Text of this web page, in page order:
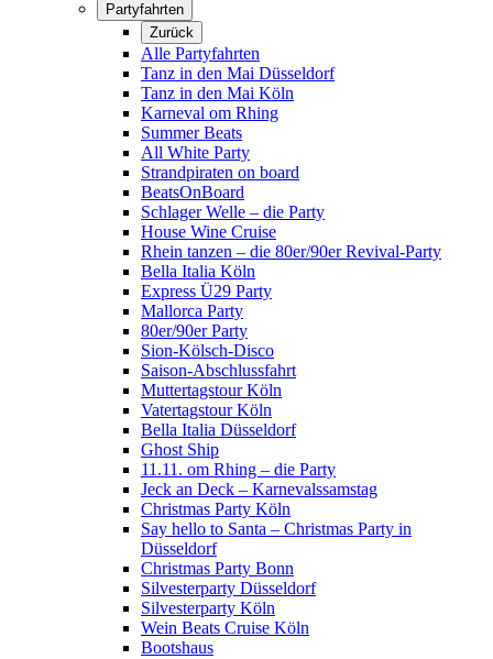
Partyfahrten
Zurück
Alle Partyfahrten
Tanz in den Mai Düsseldorf
Tanz in den Mai Köln
Karneval om Rhing
Summer Beats
All White Party
Strandpiraten on board
BeatsOnBoard
Schlager Welle – die Party
House Wine Cruise
Rhein tanzen – die 80er/90er Revival-Party
Bella Italia Köln
Express Ü29 Party
Mallorca Party
80er/90er Party
Sion-Kölsch-Disco
Saison-Abschlussfahrt
Muttertagstour Köln
Vatertagstour Köln
Bella Italia Düsseldorf
Ghost Ship
11.11. om Rhing – die Party
Jeck an Deck – Karnevalssamstag
Christmas Party Köln
Say hello to Santa – Christmas Party in
Düsseldorf
Christmas Party Bonn
Silvesterparty Düsseldorf
Silvesterparty Köln
Wein Beats Cruise Köln
Bootshaus